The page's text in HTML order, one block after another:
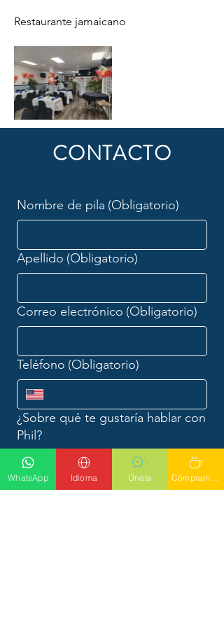
Restaurante jamaicano
CONTACTO
Nombre de pila (Obligatorio)
Apellido (Obligatorio)
Correo electrónico (Obligatorio)
Teléfono (Obligatorio)
¿Sobre qué te gustaría hablar con
Phil?
WhatsApp Idioma Únete